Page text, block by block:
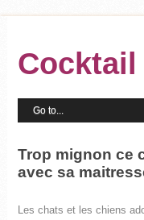
Cocktail
Trop mignon ce
avec sa
Les chats et les chiens